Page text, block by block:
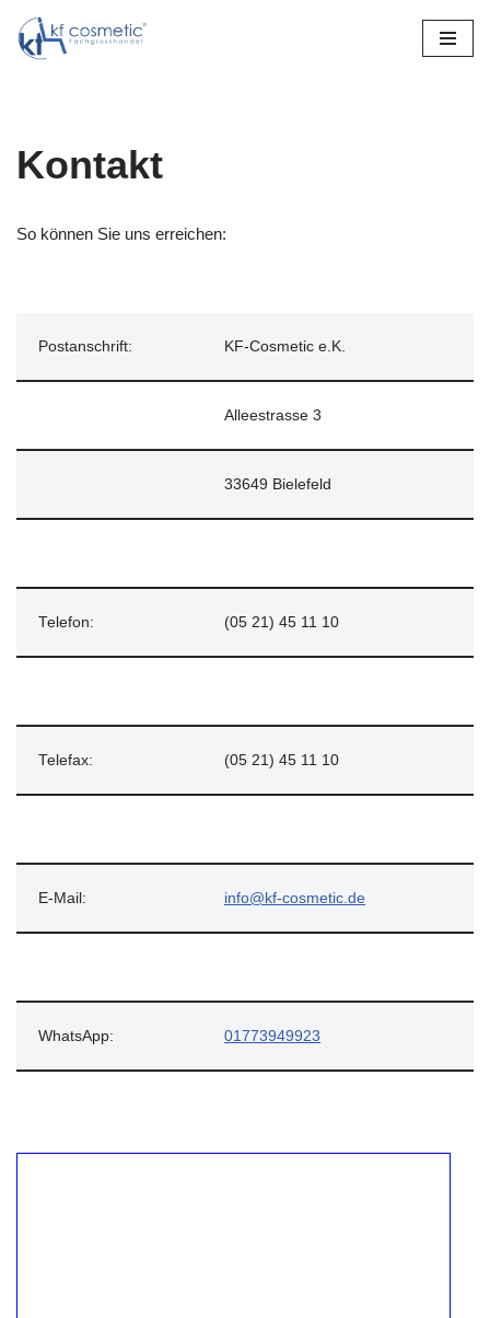
Zum
Kontakt
So können Sie uns erreichen:
Postanschrift: KF-Cosmetic e.K.
Alleestrasse 3
33649 Bielefeld
Telefon: (05 21) 45 11 10
Telefax: (05 21) 45 11 10
E-Mail: info@kf-cosmetic.de
WhatsApp: 01773949923